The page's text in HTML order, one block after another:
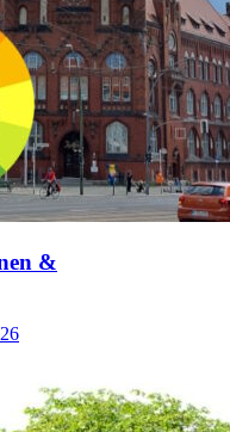
&